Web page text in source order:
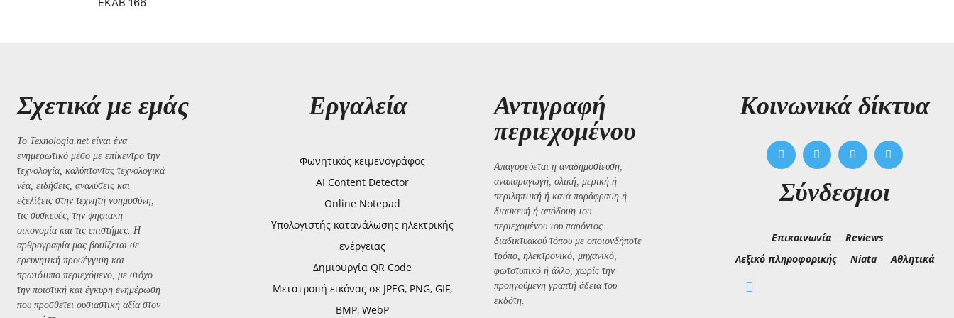
Σχετικά με εμάς
Το Texnologia.net είναι ένα
ενημερωτικό μέσο με επίκεντρο την
τεχνολογία, καλύπτοντας τεχνολογικά
νέα, ειδήσεις, αναλύσεις και
εξελίξεις στην τεχνητή νοημοσύνη,
τις συσκευές, την ψηφιακή
οικονομία και τις επιστήμες. Η
αρθρογραφία μας βασίζεται σε
ερευνητική προσέγγιση και
πρωτότυπο περιεχόμενο, με στόχο
την ποιοτική και έγκυρη ενημέρωση
που προσθέτει ουσιαστική αξία στον
Εργαλεία
Φωνητικός κειμενογράφος
AI Content Detector
Online Notepad
Υπολογιστής κατανάλωσης ηλεκτρικής
ενέργειας
Δημιουργία QR Code
Μετατροπή εικόνας σε JPEG, PNG, GIF,
BMP, WebP
Αντιγραφή
περιεχομένου
Απαγορεύεται η αναδημοσίευση,
αναπαραγωγή, ολική, μερική ή
περιληπτική ή κατά παράφραση ή
διασκευή ή απόδοση του
περιεχομένου του παρόντος
διαδικτυακού τόπου με οποιονδήποτε
τρόπο, ηλεκτρονικό, μηχανικό,
φωτοτυπικό ή άλλο, χωρίς την
προηγούμενη γραπτή άδεια του
εκδότη.
Kοινωνικά δίκτυα
Σύνδεσμοι
Επικοινωνία
Reviews
Λεξικό πληροφορικής
Niata Αθλητικά